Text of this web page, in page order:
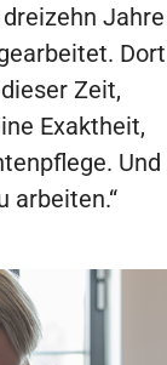
Jahre
Dort
Zeit,
Exaktheit,
Und
arbeiten.“